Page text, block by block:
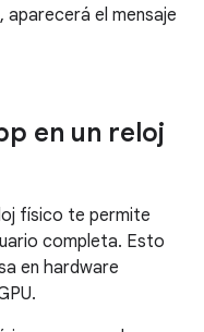
aparecerá el mensaje
en un reloj
físico te permite
completa. Esto
en hardware